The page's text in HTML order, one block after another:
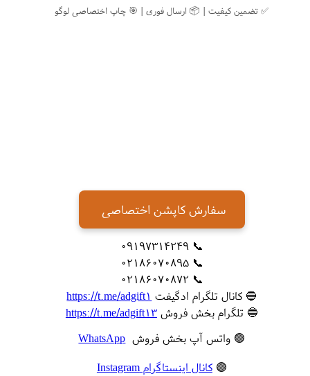
✅ تضمین کیفیت | 📦 ارسال فوری | 🎯 چاپ اختصاصی لوگو
سفارش کاپشن اختصاصی
📞 09197314249
📞 02186070895
📞 02186070872
🔵 کانال تلگرام ادگیفت https://t.me/adgift1
🔵 تلگرام بخش فروشhttps://t.me/adgift13
🟢 واتس آپ بخش فروش WhatsApp
🟣کانال اینستاگرام Instagram